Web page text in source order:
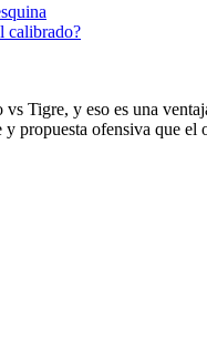
calibrado?
Tigre, y eso es una
propuesta ofensiva que